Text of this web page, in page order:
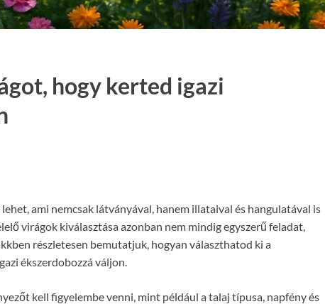
hogy kerted igazi
ami nemcsak látványával, hanem illataival és hangulatával is
virágok kiválasztása azonban nem mindig egyszerű feladat,
részletesen bemutatjuk, hogyan választhatod ki a
ékszerdobozzá váljon.
kell figyelembe venni, mint például a talaj típusa, napfény és